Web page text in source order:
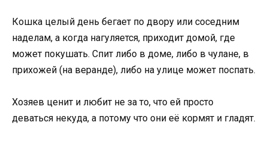
Кошка целый день бегает по двору или соседним
наделам, а когда нагуляется, приходит домой, где
может покушать. Спит либо в доме, либо в чулане, в
прихожей (на веранде), либо на улице может поспать.
Хозяев ценит и любит не за то, что ей просто
деваться некуда, а потому что они её кормят и гладят.